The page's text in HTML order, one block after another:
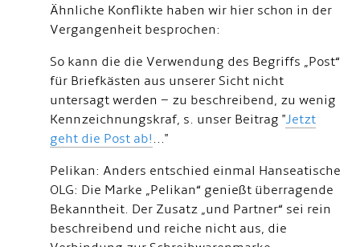
Ähnliche Konflikte haben wir hier schon in der
Vergangenheit besprochen:
So kann die die Verwendung des Begriffs „Post“
für Briefkästen aus unserer Sicht nicht
untersagt werden – zu beschreibend, zu wenig
Kennzeichnungskraf, s. unser Beitrag "Jetzt
geht die Post ab! ..."
Pelikan: Anders entschied einmal Hanseatische
OLG: Die Marke „Pelikan“ genießt überragende
Bekanntheit. Der Zusatz „und Partner“ sei rein
beschreibend und reiche nicht aus, die